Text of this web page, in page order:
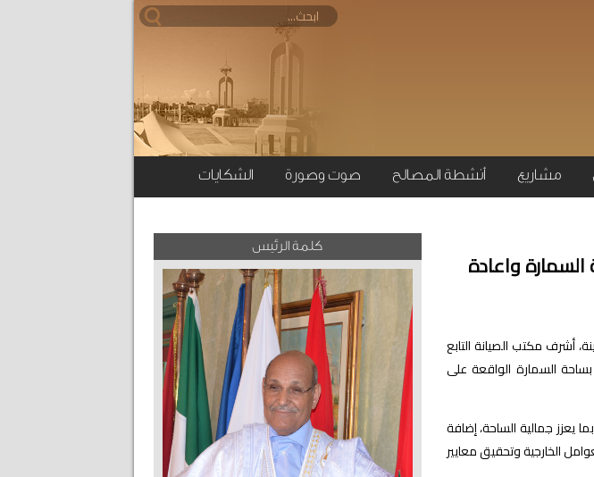
مشاريع أنشطة المصالح صوت وصورة الشكايات
السمارة واعادة
أشرف مكتب الصيانة التابع
السمارة الواقعة على
يعزز جمالية الساحة، إضافة
الخارجية وتحقيق معايير
كلمة الرئيس